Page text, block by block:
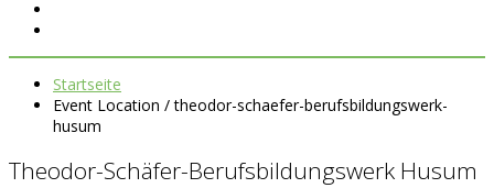
Startseite
Event Location / theodor-schaefer-berufsbildungswerk-
husum
Theodor-Schäfer-Berufsbildungswerk Husum